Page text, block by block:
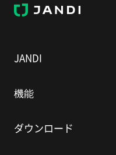
JANDI
JANDI
機能
ダウンロード